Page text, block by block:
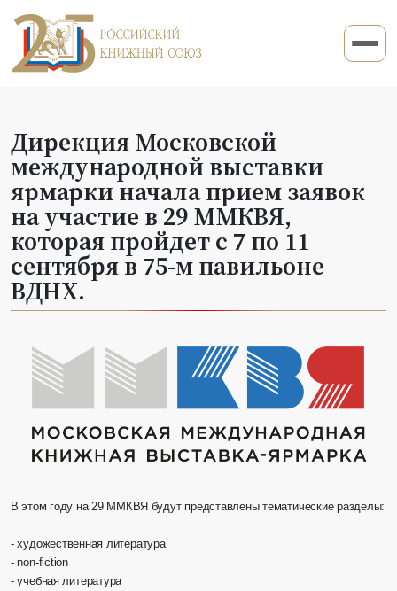
Дирекция Московской
международной выставки
ярмарки начала прием заявок
на участие в 29 ММКВЯ,
которая пройдет с 7 по 11
сентября в 75-м павильоне
ВДНХ.
В этом году на 29 ММКВЯ будут представлены тематические разделы:
- художественная литература
- non-fiction
- учебная литература